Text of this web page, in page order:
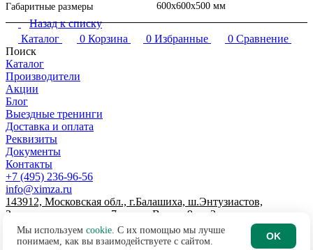
Габаритные размеры 600х600х500 мм
Назад к списку
Каталог
0 Корзина 0 Избранные 0 Сравнение
Поиск
Каталог
Производители
Акции
Блог
Выездные тренинги
Доставка и оплата
Реквизиты
Документы
Контакты
+7 (495) 236-96-56
info@ximza.ru
143912, Московская обл., г.Балашиха, ш.Энтузиастов,
Западная промзона, д.7, литер В, пом.9, эт.2
© 2026 ООО "ХИМЗАЩИТА"
Договор-оферта интернет-магазина
Мы используем cookie. С их помощью мы лучше
понимаем, как вы взаимодействуете с сайтом.
OK